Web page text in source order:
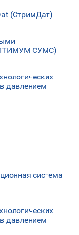
(СтримДат)
СУМС)
давлением
система
давлением